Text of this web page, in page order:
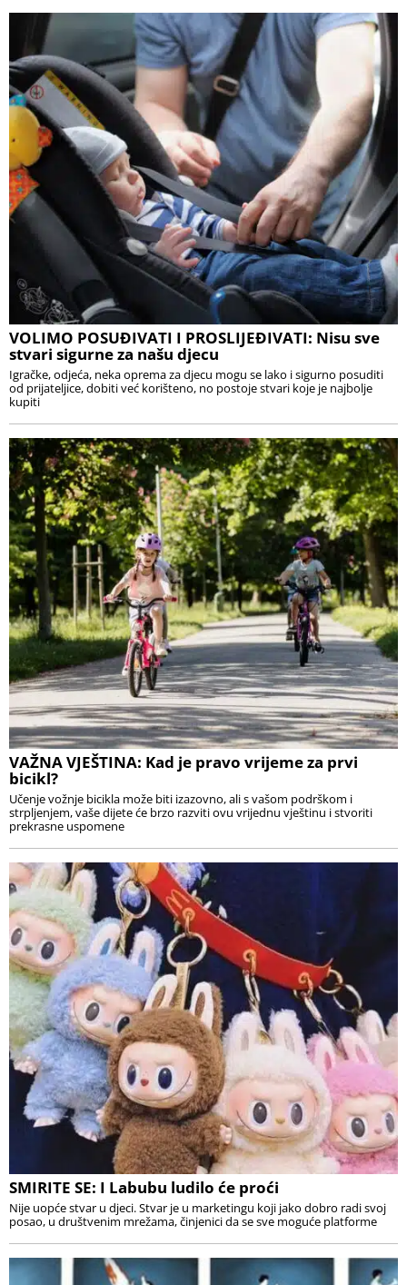
VOLIMO POSUĐIVATI I PROSLIJEĐIVATI: Nisu sve
stvari sigurne za našu djecu
Igračke, odjeća, neka oprema za djecu mogu se lako i sigurno posuditi
od prijateljice, dobiti već korišteno, no postoje stvari koje je najbolje
kupiti
VAŽNA VJEŠTINA: Kad je pravo vrijeme za prvi
bicikl?
Učenje vožnje bicikla može biti izazovno, ali s vašom podrškom i
strpljenjem, vaše dijete će brzo razviti ovu vrijednu vještinu i stvoriti
prekrasne uspomene
SMIRITE SE: I Labubu ludilo će proći
Nije uopće stvar u djeci. Stvar je u marketingu koji jako dobro radi svoj
posao, u društvenim mrežama, činjenici da se sve moguće platforme